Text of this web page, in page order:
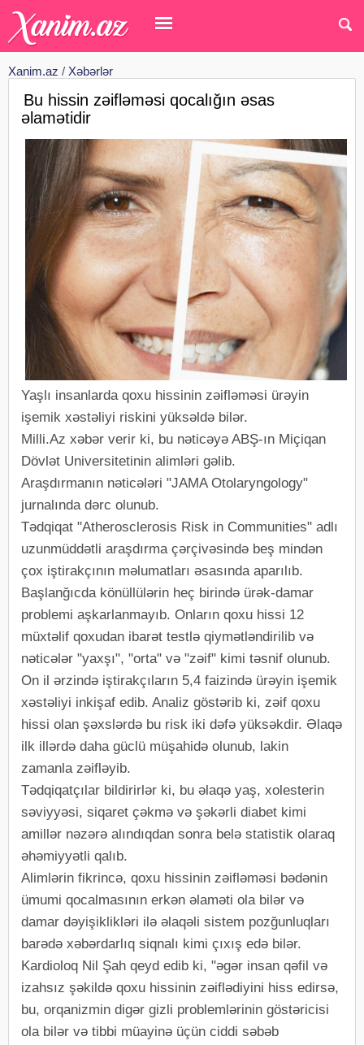
Xanim.az / Xəbərlər
Bu hissin zəifləməsi qocalığın əsas
əlamətidir
Yaşlı insanlarda qoxu hissinin zəifləməsi ürəyin
işemik xəstəliyi riskini yüksəldə bilər.
Milli.Az xəbər verir ki, bu nəticəyə ABŞ-ın Miçiqan
Dövlət Universitetinin alimləri gəlib.
Araşdırmanın nəticələri "JAMA Otolaryngology"
jurnalında dərc olunub.
Tədqiqat "Atherosclerosis Risk in Communities" adlı
uzunmüddətli araşdırma çərçivəsində beş mindən
çox iştirakçının məlumatları əsasında aparılıb.
Başlanğıcda könüllülərin heç birində ürək-damar
problemi aşkarlanmayıb. Onların qoxu hissi 12
müxtəlif qoxudan ibarət testlə qiymətləndirilib və
nəticələr "yaxşı", "orta" və "zəif" kimi təsnif olunub.
On il ərzində iştirakçıların 5,4 faizində ürəyin işemik
xəstəliyi inkişaf edib. Analiz göstərib ki, zəif qoxu
hissi olan şəxslərdə bu risk iki dəfə yüksəkdir. Əlaqə
ilk illərdə daha güclü müşahidə olunub, lakin
zamanla zəifləyib.
Tədqiqatçılar bildirirlər ki, bu əlaqə yaş, xolesterin
səviyyəsi, siqaret çəkmə və şəkərli diabet kimi
amillər nəzərə alındıqdan sonra belə statistik olaraq
əhəmiyyətli qalıb.
Alimlərin fikrincə, qoxu hissinin zəifləməsi bədənin
ümumi qocalmasının erkən əlaməti ola bilər və
damar dəyişiklikləri ilə əlaqəli sistem pozğunluqları
barədə xəbərdarlıq siqnalı kimi çıxış edə bilər.
Kardioloq Nil Şah qeyd edib ki, "əgər insan qəfil və
izahsız şəkildə qoxu hissinin zəiflədiyini hiss edirsə,
bu, orqanizmin digər gizli problemlərinin göstəricisi
ola bilər və tibbi müayinə üçün ciddi səbəb